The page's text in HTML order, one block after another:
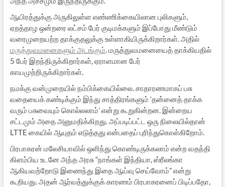
ஆயிரத்துக்கு அருகிலுள்ள எண்ணிக்கையிலான புலிகளும்,
ஏறத்தாழ ஒன்றரை லட்சம் பேர் குடிமக்களும் இப்போது மீண்டும்
வரைமுறையற்ற தாக்குதலுக்கு உள்ளாகியிருக்கிறார்கள். அதில்
மருத்துவமனைகளும் அடங்கும். மருத்துவமனையைத் தாக்கியதில்
5 பேர் இறந்திருக்கிறார்கள், ஏராளமான பேர்
காயமுற்றிருக்கிறார்கள்.
நமக்கு வன்முறையில் நம்பிக்கையில்லை. சாதாரணமாகப் பசு
வதையைக் கண்டிக்கும் இந்து சாத்திரங்களும் ‘தன்னைத் தாக்க
வரும் பசுவையும் கொல்லலாம்’ என்று கூறுகின்றன. இன்றைய
சட்டமும் அதை அனுமதிக்கிறது. அப்படிப்பட்ட ஒரு நிலையில்தான்
LTTE கையில் ஆயுதம் எடுத்தது என்பதைப் புரிந்துகொள்கிறோம்.
பிரபாகரன் மலேசியாவில் ஒளிந்து கொண்டிருக்கலாம் என்ற வதந்தி
கிளம்பிய உடனே அந்த அரசு “நாங்கள் இந்தியா, ஸ்ரீலங்கா
ஆகியவற்றோடு இணைந்து இதை ஆய்வு செய்வோம்” என்று
கூறியது. அதன் ஆர்வத்துக்குக் காரணம் பிரபாகரனைப் பிடிப்பதோ,